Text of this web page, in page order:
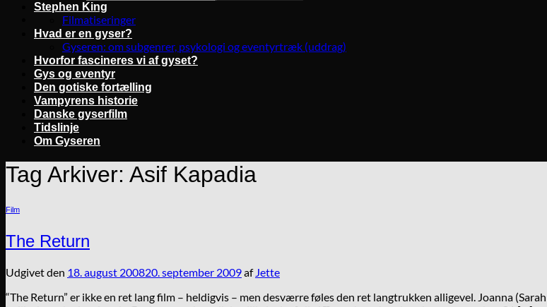
Stephen King
Filmatiseringer
Hvad er en gyser?
Gyseren: om subgenrer, psykologi og eventyrtræk (uddrag)
Hvorfor fascineres vi af gyset?
Gys og eventyr
Den gotiske fortælling
Vampyrens historie
Danske gyserfilm
Tidslinje
Om Gyseren
Tag Arkiver: Asif Kapadia
Film
The Return
Udgivet den 18. august 200820. september 2009af Jette
“The Return” er ikke en ret lang film – heldigvis – men desværre føles den ret langtrukken alligevel. Joanna